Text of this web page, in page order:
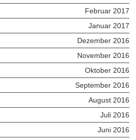
Februar 2017
Januar 2017
Dezember 2016
November 2016
Oktober 2016
September 2016
August 2016
Juli 2016
Juni 2016